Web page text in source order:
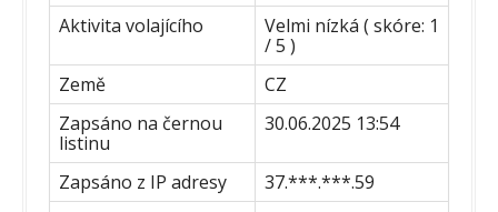
Aktivita volajícího
Velmi nízká ( skóre: 1
/ 5 )
Země
CZ
Zapsáno na černou
listinu
30.06.2025 13:54
Zapsáno z IP adresy
37.***.***.59